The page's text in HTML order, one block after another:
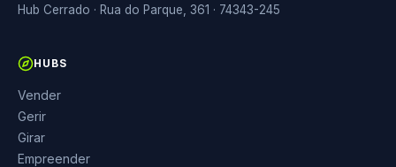
Hub Cerrado · Rua do Parque, 361 · 74343-245
HUBS
Vender
Gerir
Girar
Empreender